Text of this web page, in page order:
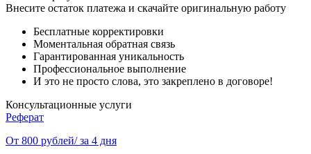
Внесите остаток платежа и скачайте оригинальную работу
Бесплатные корректировки
Моментальная обратная связь
Гарантированная уникальность
Профессиональное выполнение
И это не просто слова, это закреплено в договоре!
Консультационные услуги
Реферат
От 800 рублей/ за 4 дня